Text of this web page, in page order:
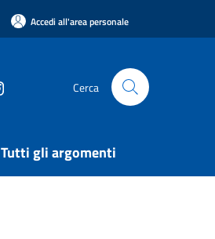
Accedi all'area personale
Cerca
Tutti gli argomenti